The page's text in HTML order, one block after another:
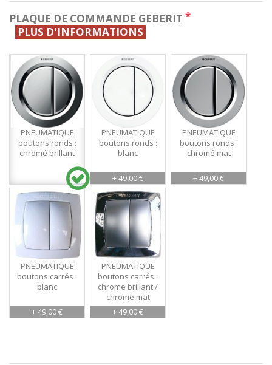
PLAQUE DE COMMANDE GEBERIT *
PLUS D'INFORMATIONS
PNEUMATIQUE
boutons ronds :
chromé brillant
PNEUMATIQUE
boutons ronds :
blanc
+ 49,00 €
PNEUMATIQUE
boutons ronds :
chromé mat
+ 49,00 €
PNEUMATIQUE
boutons carrés :
blanc
+ 49,00 €
PNEUMATIQUE
boutons carrés :
chrome brillant /
chrome mat
+ 49,00 €